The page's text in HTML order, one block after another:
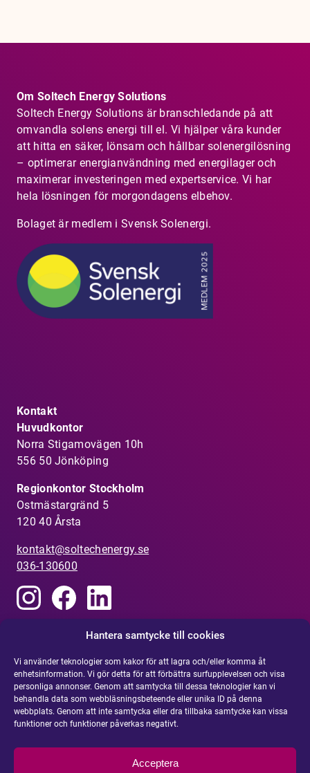
Hantera samtycke till cookies
Vi använder teknologier som kakor för att lagra och/eller komma åt
enhetsinformation. Vi gör detta för att förbättra surfupplevelsen och visa
personliga annonser. Genom att samtycka till dessa teknologier kan vi
behandla data som webbläsningsbeteende eller unika ID på denna
webbplats. Genom att inte samtycka eller dra tillbaka samtycke kan vissa
funktioner och funktioner påverkas negativt.
Acceptera
Om Soltech Energy Solutions
Soltech Energy Solutions är branschledande på att
omvandla solens energi till el. Vi hjälper våra kunder
att hitta en säker, lönsam och hållbar solenergilösning
– optimerar energianvändning med energilager och
maximerar investeringen med expertservice. Vi har
hela lösningen för morgondagens elbehov.
Bolaget är medlem i Svensk Solenergi.
Kontakt
Huvudkontor
Norra Stigamovägen 10h
556 50 Jönköping
Regionkontor Stockholm
Ostmästargränd 5
120 40 Årsta
kontakt@soltechenergy.se
036-130600
Visselblåsarfunktion
Har du uppmärksammat något som inte känns rätt?
Rapportera din misstanke om olämpligt agerande eller
oegentlighet.